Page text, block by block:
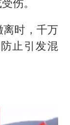
时，千万
止引发混